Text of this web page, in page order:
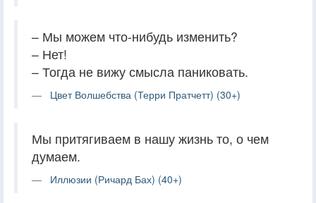
– Мы можем что-нибудь изменить?
– Нет!
– Тогда не вижу смысла паниковать.
Цвет Волшебства (Терри Пратчетт) (30+)
Мы притягиваем в нашу жизнь то, о чем
думаем.
Иллюзии (Ричард Бах) (40+)